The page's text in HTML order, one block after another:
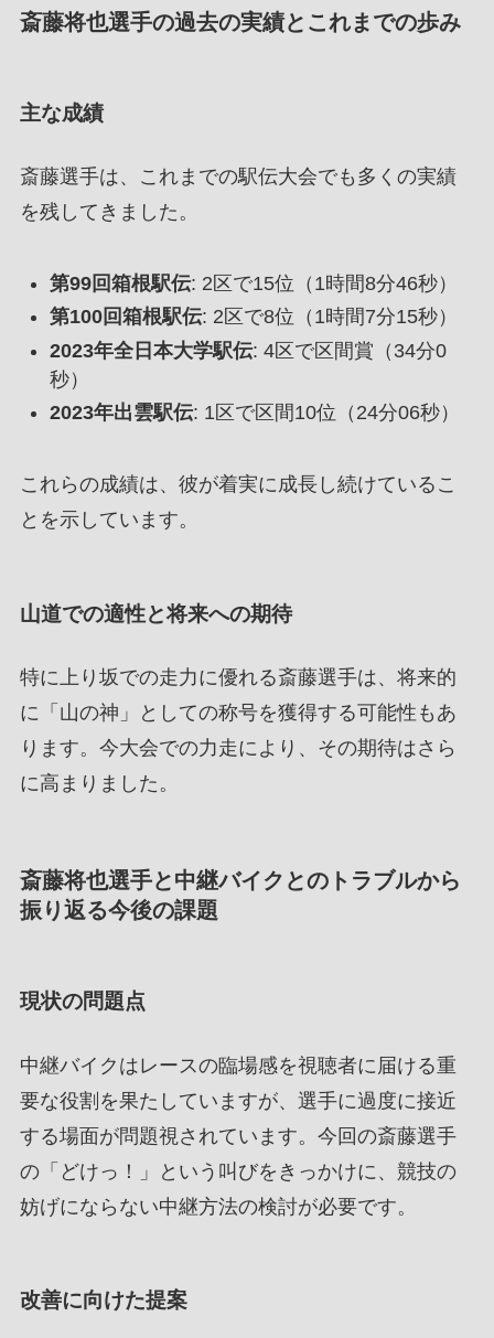
斎藤将也選手の過去の実績とこれまでの歩み
主な成績
斎藤選手は、これまでの駅伝大会でも多くの実績
を残してきました。
第99回箱根駅伝: 2区で15位（1時間8分46秒）
第100回箱根駅伝: 2区で8位（1時間7分15秒）
2023年全日本大学駅伝: 4区で区間賞（34分0
秒）
2023年出雲駅伝: 1区で区間10位（24分06秒）
これらの成績は、彼が着実に成長し続けているこ
とを示しています。
山道での適性と将来への期待
特に上り坂での走力に優れる斎藤選手は、将来的
に「山の神」としての称号を獲得する可能性もあ
ります。今大会での力走により、その期待はさら
に高まりました。
斎藤将也選手と中継バイクとのトラブルから
振り返る今後の課題
現状の問題点
中継バイクはレースの臨場感を視聴者に届ける重
要な役割を果たしていますが、選手に過度に接近
する場面が問題視されています。今回の斎藤選手
の「どけっ！」という叫びをきっかけに、競技の
妨げにならない中継方法の検討が必要です。
改善に向けた提案